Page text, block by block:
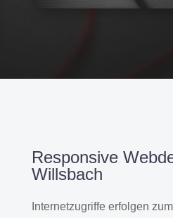
Responsive
Willsbach
Internetzugriffe erfolgen